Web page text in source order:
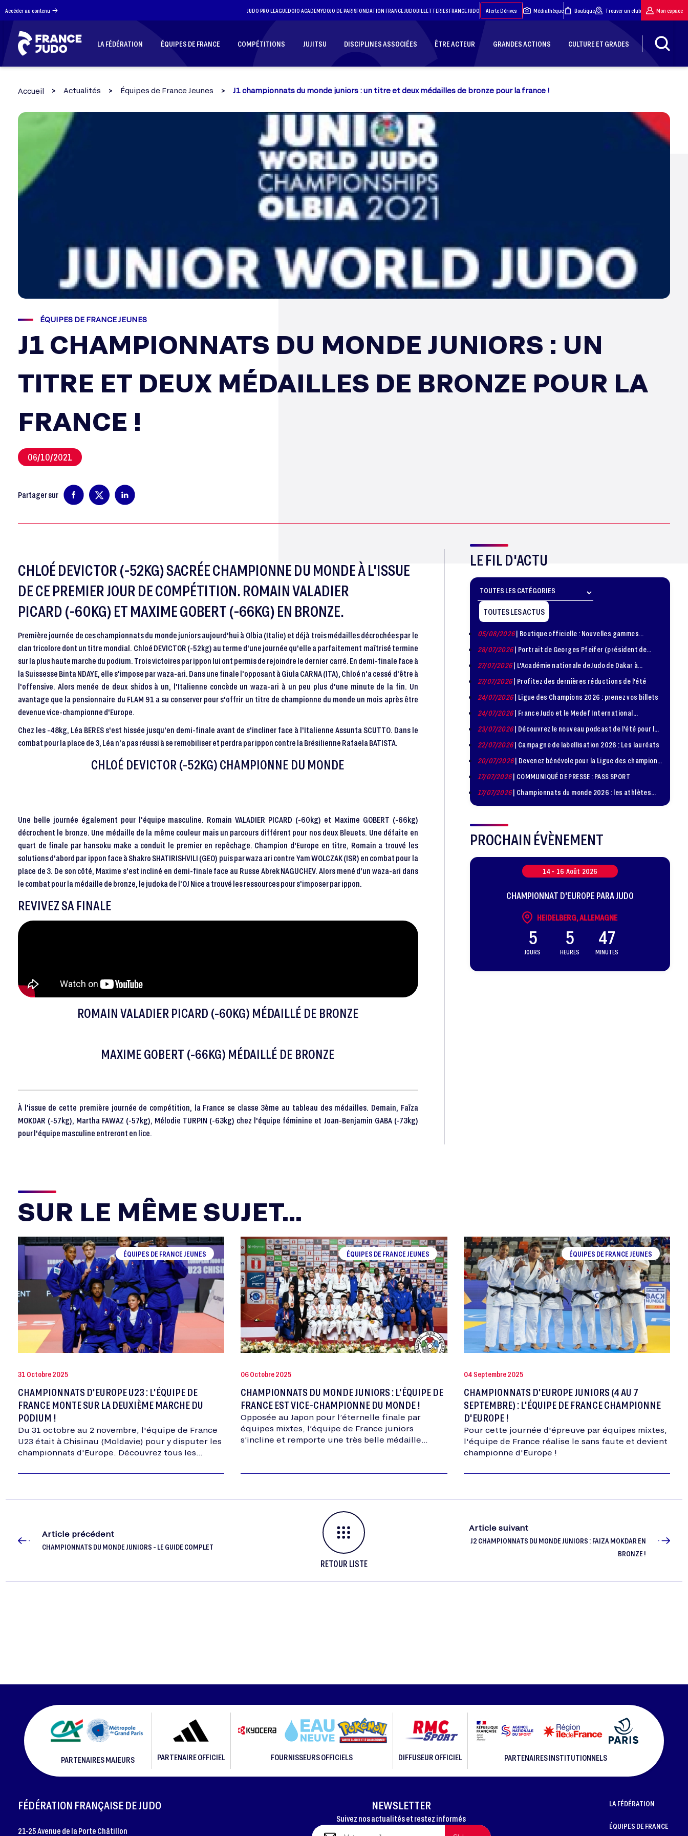
Accéder au contenu JUDO PRO LEAGUEDOJO ACADEMYDOJO DE PARISFONDATION FRANCE JUDOBILLETTERIES FRANCE JUDO Alerte Dérives Médiathèque Boutique Trouver un club Mon espace
LA FÉDÉRATION ÉQUIPES DE FRANCE COMPÉTITIONS JUJITSU DISCIPLINES ASSOCIÉES ÊTRE ACTEUR GRANDES ACTIONS CULTURE ET GRADES
Accueil Actualités Équipes de France Jeunes J1 championnats du monde juniors : un titre et deux médailles de bronze pour la france !
ÉQUIPES DE FRANCE JEUNES
J1 CHAMPIONNATS DU MONDE JUNIORS : UN
TITRE ET DEUX MÉDAILLES DE BRONZE POUR LA
FRANCE !
06/10/2021
Partager sur
CHLOÉ DEVICTOR (-52KG) SACRÉE CHAMPIONNE DU MONDE À L'ISSUE
DE CE PREMIER JOUR DE COMPÉTITION. ROMAIN VALADIER
PICARD (-60KG) ET MAXIME GOBERT (-66KG) EN BRONZE.
Première journée de ces championnats du monde juniors aujourd'hui à Olbia (Italie) et déjà trois médailles décrochées par le
clan tricolore dont un titre mondial. Chloé DEVICTOR (-52kg) au terme d'une journée qu'elle a parfaitement maîtrisé termine
sur la plus haute marche du podium. Trois victoires par ippon lui ont permis de rejoindre le dernier carré. En demi-finale face à
la Suissesse Binta NDAYE, elle s'impose par waza-ari. Dans une finale l'opposant à Giula CARNA (ITA), Chloé n'a cessé d'être à
l'offensive. Alors menée de deux shidos à un, l'Italienne concède un waza-ari à un peu plus d'une minute de la fin. Un
avantage que la pensionnaire du FLAM 91 a su conserver pour s'offrir un titre de championne du monde un mois après être
devenue vice-championne d'Europe.
Chez les -48kg, Léa BERES s'est hissée jusqu'en demi-finale avant de s'incliner face à l'Italienne Assunta SCUTTO. Dans le
combat pour la place de 3, Léa n'a pas réussi à se remobiliser et perdra par ippon contre la Brésilienne Rafaela BATISTA.
CHLOÉ DEVICTOR (-52KG) CHAMPIONNE DU MONDE
Une belle journée également pour l'équipe masculine. Romain VALADIER PICARD (-60kg) et Maxime GOBERT (-66kg)
décrochent le bronze. Une médaille de la même couleur mais un parcours différent pour nos deux Bleuets. Une défaite en
quart de finale par hansoku make a conduit le premier en repêchage. Champion d'Europe en titre, Romain a trouvé les
solutions d'abord par ippon face à Shakro SHATIRISHVILI (GEO) puis par waza ari contre Yam WOLCZAK (ISR) en combat pour la
place de 3. De son côté, Maxime s'est incliné en demi-finale face au Russe Abrek NAGUCHEV. Alors mené d'un waza-ari dans
le combat pour la médaille de bronze, le judoka de l'OJ Nice a trouvé les ressources pour s'imposer par ippon.
REVIVEZ SA FINALE
ROMAIN VALADIER PICARD (-60KG) MÉDAILLÉ DE BRONZE
MAXIME GOBERT (-66KG) MÉDAILLÉ DE BRONZE
À l'issue de cette première journée de compétition, la France se classe 3ème au tableau des médailles. Demain, Faïza
MOKDAR (-57kg), Martha FAWAZ (-57kg), Mélodie TURPIN (-63kg) chez l'équipe féminine et Joan-Benjamin GABA (-73kg)
pour l'équipe masculine entreront en lice.
LE FIL D'ACTU
TOUTES LES ACTUS
05/08/2026| Boutique officielle : Nouvelles gammes
disponible !
28/07/2026| Portrait de Georges Pfeifer (président de
1981 – 1986)
27/07/2026| L'Académie nationale de Judo de Dakar à
l'honneur
27/07/2026| Profitez des dernières réductions de l'été
24/07/2026| Ligue des Champions 2026 : prenez vos billets
24/07/2026| France Judo et le Medef International
organisent la troisième édition de la Journée de la
23/07/2026| Découvrez le nouveau podcast de l'été pour les
jeunes judokas
22/07/2026| Campagne de labellisation 2026 : Les lauréats
20/07/2026| Devenez bénévole pour la Ligue des champions
de judo à Paris le 24 octobre !
17/07/2026| COMMUNIQUÉ DE PRESSE : PASS SPORT
17/07/2026| Championnats du monde 2026 : les athlètes
sélectionnés
PROCHAIN ÉVÈNEMENT
14 - 16 Août 2026
CHAMPIONNAT D'EUROPE PARA JUDO
HEIDELBERG, ALLEMAGNE
5
JOURS
5
HEURES
47
MINUTES
SUR LE MÊME SUJET...
ÉQUIPES DE FRANCE JEUNES
31 Octobre 2025
CHAMPIONNATS D'EUROPE U23 : L'ÉQUIPE DE
FRANCE MONTE SUR LA DEUXIÈME MARCHE DU
PODIUM !
Du 31 octobre au 2 novembre, l'équipe de France
U23 était à Chisinau (Moldavie) pour y disputer les
championnats d'Europe. Découvrez tous les
ÉQUIPES DE FRANCE JEUNES
06 Octobre 2025
CHAMPIONNATS DU MONDE JUNIORS : L'ÉQUIPE DE
FRANCE EST VICE-CHAMPIONNE DU MONDE !
Opposée au Japon pour l’éternelle finale par
équipes mixtes, l’équipe de France juniors
s’incline et remporte une très belle médaille
ÉQUIPES DE FRANCE JEUNES
04 Septembre 2025
CHAMPIONNATS D'EUROPE JUNIORS (4 AU 7
SEPTEMBRE) : L'ÉQUIPE DE FRANCE CHAMPIONNE
D'EUROPE !
Pour cette journée d'épreuve par équipes mixtes,
l'équipe de France réalise le sans faute et devient
championne d'Europe !
Article précédent
CHAMPIONNATS DU MONDE JUNIORS - LE GUIDE COMPLET
RETOUR LISTE
Article suivant
J2 CHAMPIONNATS DU MONDE JUNIORS : FAIZA MOKDAR EN
BRONZE !
PARTENAIRES MAJEURS PARTENAIRE OFFICIEL FOURNISSEURS OFFICIELS DIFFUSEUR OFFICIEL PARTENAIRES INSTITUTIONNELS
FOOTER
FÉDÉRATION FRANÇAISE DE JUDO
21-25 Avenue de la Porte Châtillon
NEWSLETTER
Suivez nos actualités et restez informés
LA FÉDÉRATION
ÉQUIPES DE FRANCE
Panneau de gestion des cookies